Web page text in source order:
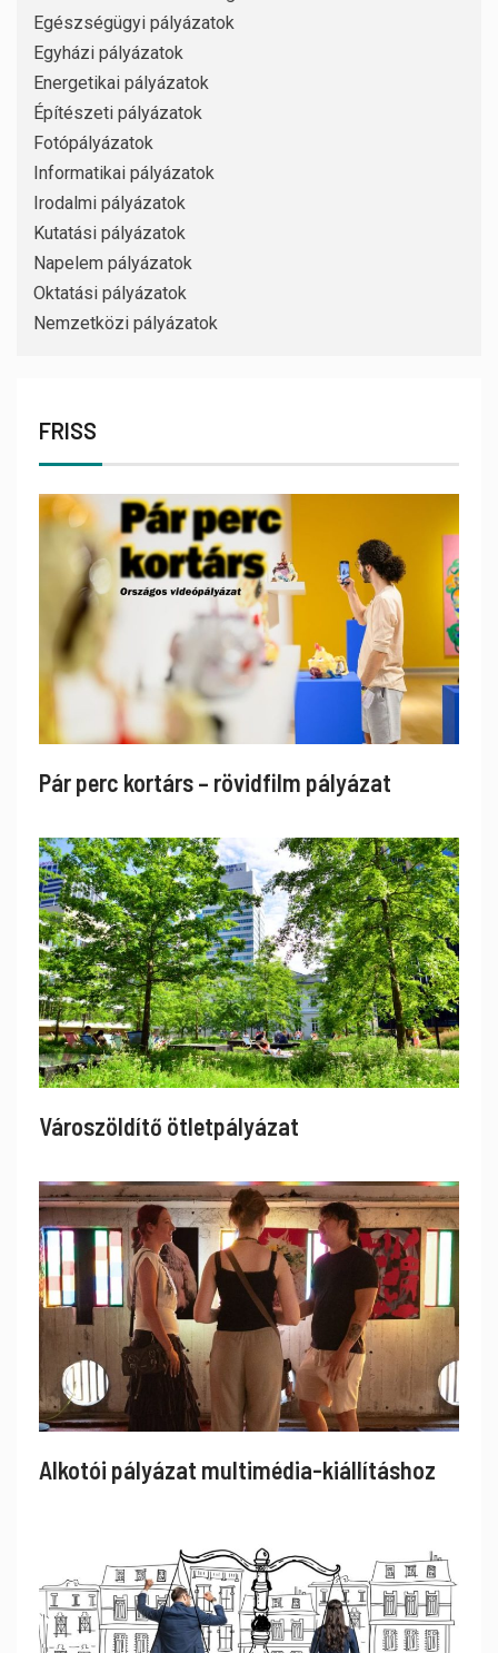
Egészségügyi pályázatok
Egyházi pályázatok
Energetikai pályázatok
Építészeti pályázatok
Fotópályázatok
Informatikai pályázatok
Irodalmi pályázatok
Kutatási pályázatok
Napelem pályázatok
Oktatási pályázatok
Nemzetközi pályázatok
FRISS
Pár perc kortárs – rövidfilm pályázat
Városzöldítő ötletpályázat
Alkotói pályázat multimédia-kiállításhoz